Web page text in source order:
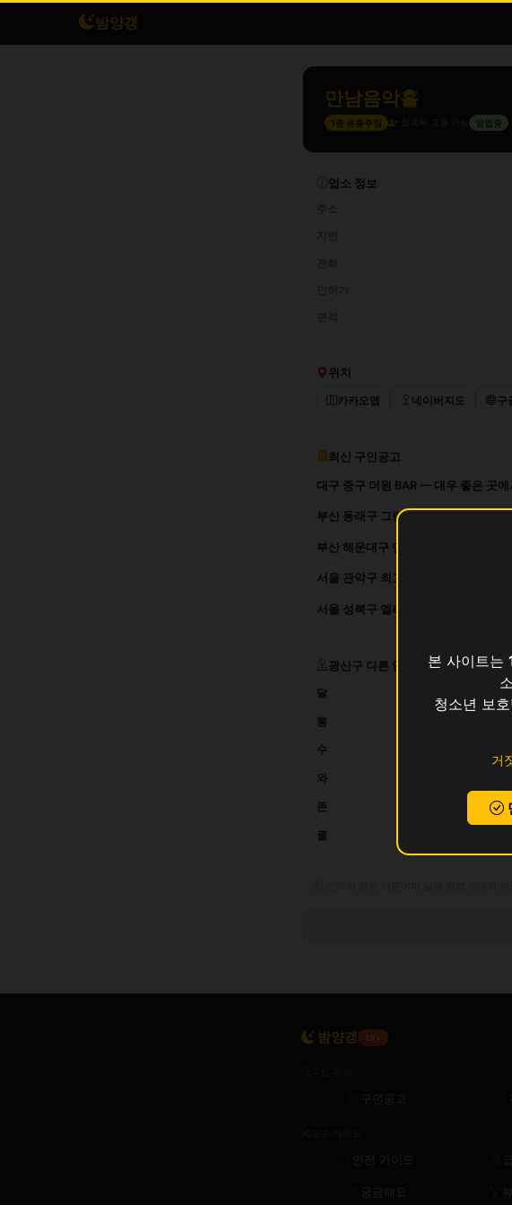
밤양갱
본 사이트는
청소년 보
거
만남음악홀
1종 유흥주점 영업중
업소 정보
위치
카카오맵 네이버지도 구
최신 구인공고
대구 중구 더원 BAR — 대우 좋은 곳에
부산 동래구 그랑프리 살롱 — 대우 좋
부산 해운대구 엠파이어 노래방 — 숙
서울 관악구 최고 시설 프리미엄 살롱
서울 성북구 엘리트 노래바 · 깨끗한 시
광산구 다른 업소
달
뽕
수
와
존
쿨
밤양갱 19+
구인공고
안전 가이드
궁금해요